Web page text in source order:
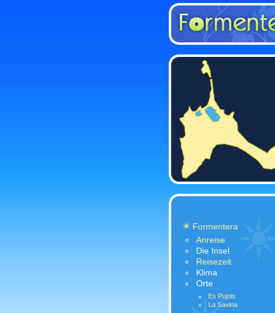
Formentera
Anreise
Die Insel
Reisezeit
Klima
Orte
Es Pujols
La Savina